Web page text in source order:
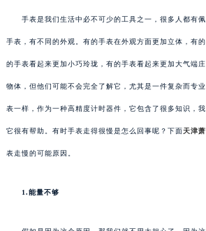
手表是我们生活中必不可少的工具之一，很多人都有佩
手表，有不同的外观。有的手表在外观方面更加立体，有
的手表看起来更加小巧玲珑，有的手表看起来更加大气端
物体，但他们可能不会完全了解它，尤其是一件复杂而专
表一样，作为一种高精度计时器件，它包含了很多知识，
它很有帮助。有时手表走得很慢是怎么回事呢？下面天津
表走慢的可能原因。
1.能量不够